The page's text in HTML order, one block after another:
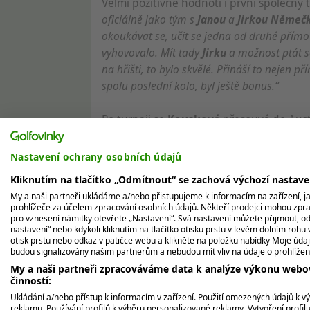
oficiálně jako tým s Janou a Jirkou
okoukávat se, učit se jedna od druhé
vyhovovalo. Mít tadyJirku a možnost ptát
na hřišti, to bylo skvělé. Přináší to nejen
spolu poslední kolo, byl ještě bonus.“
Po turnaji seKouskovápřesouvá do
aklimatizovat a odpočinout. Ten
Wollongongu, což bude jen krátký přesun ze
Jana Melichová: zlepšování hry i boj s
Jana Melichováse během závěrečného
se mi spustila krev z nosu.
bojovat během hry.“
pocit, že mám našlápnuto na nejlepší
Nastavení ochrany osobních údajů
Kliknutím na tlačítko „Odmítnout“ se zachová výchozí
My a naši partneři ukládáme a/nebo přistupujeme k informacím na zařízení,
prohlížeče za účelem zpracování osobních údajů. Někteří prodejci mohou
pro vznesení námitky otevřete „Nastavení“. Svá nastavení můžete přijmout,
nastavení“ nebo kdykoli kliknutím na tlačítko otisku prstu v levém dolním
otisk prstu nebo odkaz v patičce webu a klikněte na položku nabídky Moje
budou signalizovány našim partnerům a nebudou mít vliv na údaje o
My a naši partneři zpracováváme data k analýze výkonu
činností:
Ukládání a/nebo přístup k informacím v zařízení. Použití omezených údajů k